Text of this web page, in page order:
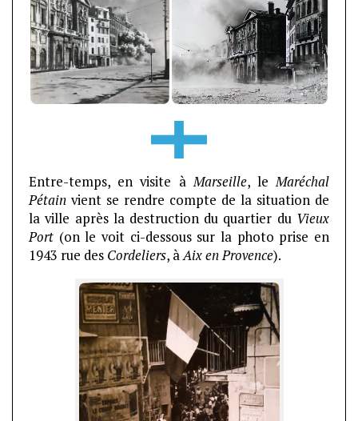
Entre-temps, en visite àMarseille, leMaréchal
Pétain vient se rendre compte de la situation de
la ville après la destruction du quartier du Vieux
Port (on le voit ci-dessous sur la photo prise en
1943 rue des Cordeliers, àAix en Provence).